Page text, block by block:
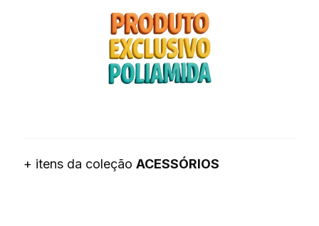
+ itens da coleção ACESSÓRIOS